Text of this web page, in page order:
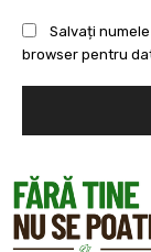
Salvați
browser pentru